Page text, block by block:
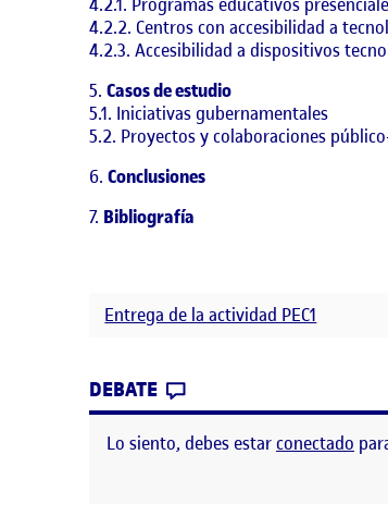
4.2.2. Centros con accesibilidad a
4.2.3. Accesibilidad a dispositivos
Casos de estudio
5.1. Iniciativas gubernamentales
5.2. Proyectos y colaboraciones
Conclusiones
Bibliografía
Entrega de la actividad PEC1
DEBATE
Lo siento, debes estarconectado